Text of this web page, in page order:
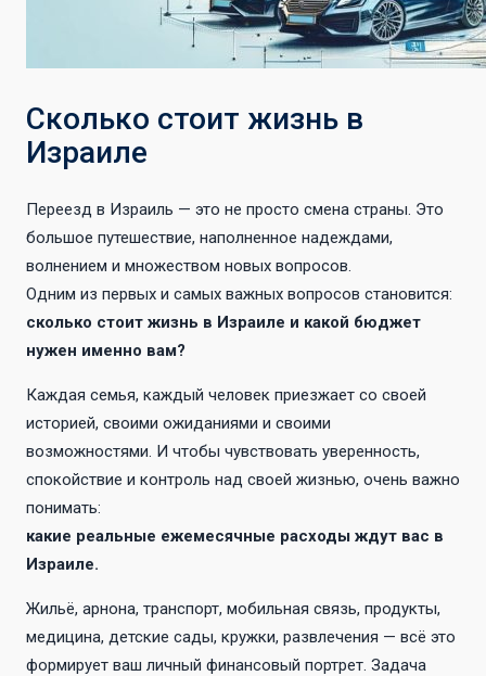
Сколько стоит жизнь в
Израиле
Переезд в Израиль — это не просто смена страны. Это
большое путешествие, наполненное надеждами,
волнением и множеством новых вопросов.
Одним из первых и самых важных вопросов становится:
сколько стоит жизнь в Израиле и какой бюджет
нужен именно вам?
Каждая семья, каждый человек приезжает со своей
историей, своими ожиданиями и своими
возможностями. И чтобы чувствовать уверенность,
спокойствие и контроль над своей жизнью, очень важно
понимать:
какие реальные ежемесячные расходы ждут вас в
Израиле.
Жильё, арнона, транспорт, мобильная связь, продукты,
медицина, детские сады, кружки, развлечения — всё это
формирует ваш личный финансовый портрет. Задача